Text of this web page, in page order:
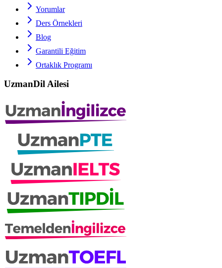
Yorumlar
Ders Örnekleri
Blog
Garantili Eğitim
Ortaklık Programı
UzmanDil Ailesi